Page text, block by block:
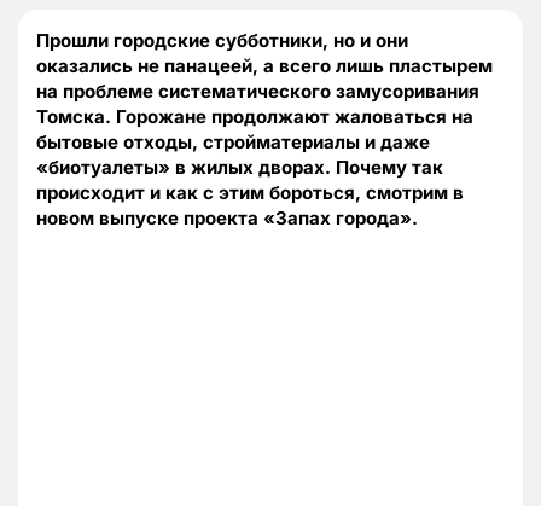
Прошли городские субботники, но и они
оказались не панацеей, а всего лишь пластырем
на проблеме систематического замусоривания
Томска. Горожане продолжают жаловаться на
бытовые отходы, стройматериалы и даже
«биотуалеты» в жилых дворах. Почему так
происходит и как с этим бороться, смотрим в
новом выпуске проекта «Запах города».